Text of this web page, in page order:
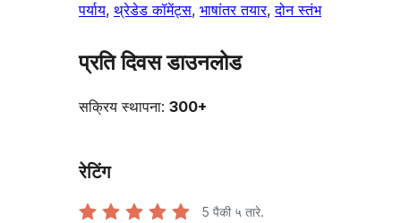
पर्याय, थ्रेडेड कॉमेंट्स, भाषांतर तयार, दोन स्तंभ
प्रति दिवस डाउनलोड
सक्रिय स्थापना: 300+
रेटिंग
5 पैकी ५ तारे.